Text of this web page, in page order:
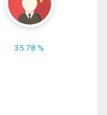
35.78 %